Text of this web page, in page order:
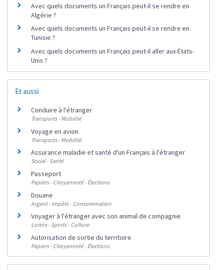
Avec quels documents un Français peut-il se rendre en
Algérie ?
Avec quels documents un Français peut-il se rendre en
Tunisie ?
Avec quels documents un Français peut-il aller aux États-
Unis ?
Et aussi
Conduire à l'étranger
Transports - Mobilité
Voyage en avion
Transports - Mobilité
Assurance maladie et santé d'un Français à l'étranger
Social - Santé
Passeport
Papiers - Citoyenneté - Élections
Douane
Argent - Impôts - Consommation
Voyager à l'étranger avec son animal de compagnie
Loisirs - Sports - Culture
Autorisation de sortie du territoire
Papiers - Citoyenneté - Élections